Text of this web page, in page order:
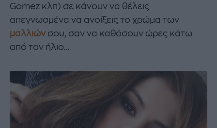
Gomez κλπ) σε κάνουν να θέλεις
απεγνωσμένα να ανοίξεις το χρώμα των
μαλλιώνσου, σαν να καθόσουν ώρες κάτω
από τον ήλιο...